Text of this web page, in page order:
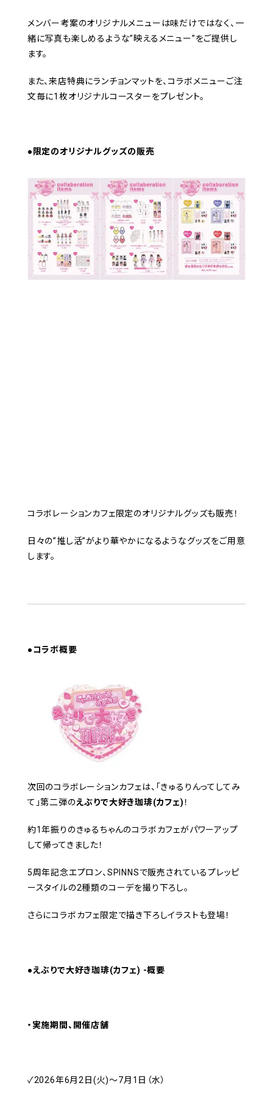
メンバー考案のオリジナルメニューは味だけではなく、一
緒に写真も楽しめるような”映えるメニュー”をご提供し
ます。
また、来店特典にランチョンマットを、コラボメニューご注
文毎に1枚オリジナルコースターをプレゼント。
●限定のオリジナルグッズの販売
コラボレーションカフェ限定のオリジナルグッズも販売！
日々の”推し活”がより華やかになるようなグッズをご用意
します。
●コラボ概要
次回のコラボレーションカフェは、「きゅるりんってしてみ
て」第二弾のえぶりで大好き珈琲(カフェ)！
約1年振りのきゅるちゃんのコラボカフェがパワーアップ
して帰ってきました！
5周年記念エプロン、SPINNSで販売されているプレッピ
ースタイルの2種類のコーデを撮り下ろし。
さらにコラボカフェ限定で描き下ろしイラストも登場！
●えぶりで大好き珈琲(カフェ) -概要
・実施期間、開催店舗
✓2026年6月2日(火)～7月1日（水）